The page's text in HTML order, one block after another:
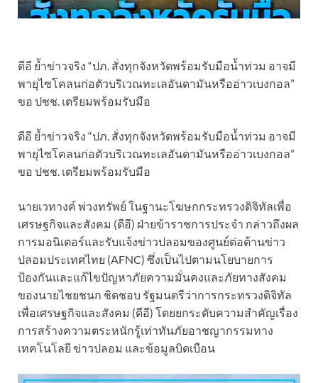
ดีอี ย้ำข่าวจริง “ปภ. สั่งทุกจังหวัดพร้อมรับมือน้ำท่วม อาจมี
พายุไซโคลนก่อตัวบริเวณทะเลอันดามันหรืออ่าวเบงกอล”
ขอ ปชช. เตรียมพร้อมรับมือ
ดีอี ย้ำข่าวจริง “ปภ. สั่งทุกจังหวัดพร้อมรับมือน้ำท่วม อาจมี
พายุไซโคลนก่อตัวบริเวณทะเลอันดามันหรืออ่าวเบงกอล”
ขอ ปชช. เตรียมพร้อมรับมือ
นายเวทางค์ พ่วงทรัพย์ ในฐานะโฆษกกระทรวงดิจิทัลเพื่อ
เศรษฐกิจและสังคม (ดีอี) ฝ่ายข้าราชการประจำ กล่าวถึงผล
การมอนิเตอร์และรับแจ้งข่าวปลอมของศูนย์ต่อต้านข่าว
ปลอมประเทศไทย (AFNC) ซึ่งเป็นไปตามนโยบายการ
ป้องกันและแก้ไขปัญหาภัยความมั่นคงและภัยทางสังคม
ของนายไชยชนก ชิดชอบ รัฐมนตรีว่าการกระทรวงดิจิทัล
เพื่อเศรษฐกิจและสังคม (ดีอี) โดยยกระดับความสำคัญเรื่อง
การสร้างความตระหนักรู้เท่าทันภัยอาชญากรรมทาง
เทคโนโลยี ข่าวปลอม และข้อมูลบิดเบือน